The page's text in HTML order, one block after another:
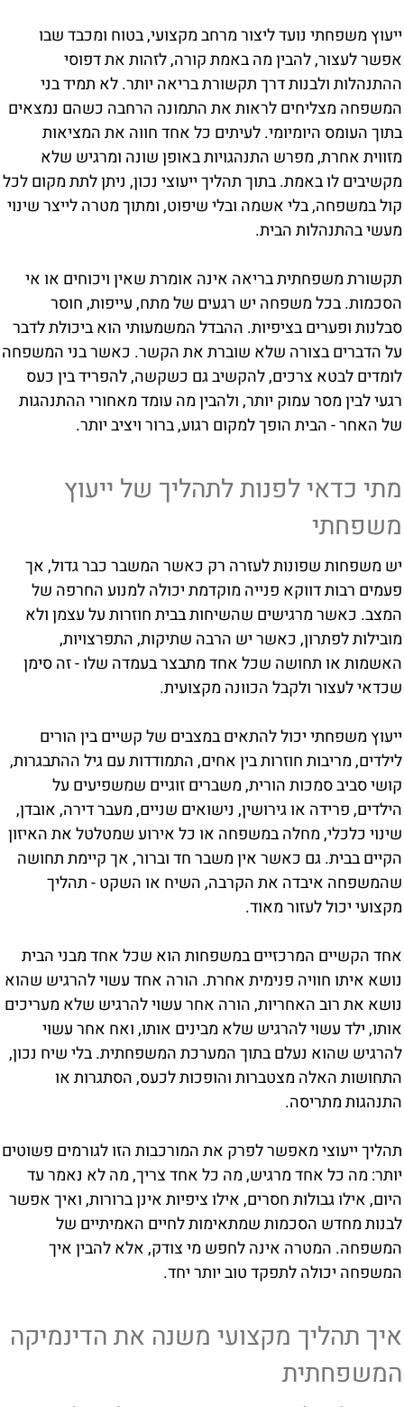
ייעוץ משפחתי נועד ליצור מרחב מקצועי, בטוח ומכבד שבו
אפשר לעצור, להבין מה באמת קורה, לזהות את דפוסי
ההתנהלות ולבנות דרך תקשורת בריאה יותר. לא תמיד בני
המשפחה מצליחים לראות את התמונה הרחבה כשהם נמצאים
בתוך העומס היומיומי. לעיתים כל אחד חווה את המציאות
מזווית אחרת, מפרש התנהגויות באופן שונה ומרגיש שלא
מקשיבים לו באמת. בתוך תהליך ייעוצי נכון, ניתן לתת מקום לכל
קול במשפחה, בלי אשמה ובלי שיפוט, ומתוך מטרה לייצר שינוי
מעשי בהתנהלות הבית.
תקשורת משפחתית בריאה אינה אומרת שאין ויכוחים או אי
הסכמות. בכל משפחה יש רגעים של מתח, עייפות, חוסר
סבלנות ופערים בציפיות. ההבדל המשמעותי הוא ביכולת לדבר
על הדברים בצורה שלא שוברת את הקשר. כאשר בני המשפחה
לומדים לבטא צרכים, להקשיב גם כשקשה, להפריד בין כעס
רגעי לבין מסר עמוק יותר, ולהבין מה עומד מאחורי ההתנהגות
של האחר - הבית הופך למקום רגוע, ברור ויציב יותר.
מתי כדאי לפנות לתהליך של ייעוץ
משפחתי
יש משפחות שפונות לעזרה רק כאשר המשבר כבר גדול, אך
פעמים רבות דווקא פנייה מוקדמת יכולה למנוע החרפה של
המצב. כאשר מרגישים שהשיחות בבית חוזרות על עצמן ולא
מובילות לפתרון, כאשר יש הרבה שתיקות, התפרצויות,
האשמות או תחושה שכל אחד מתבצר בעמדה שלו - זה סימן
שכדאי לעצור ולקבל הכוונה מקצועית.
ייעוץ משפחתי יכול להתאים במצבים של קשיים בין הורים
לילדים, מריבות חוזרות בין אחים, התמודדות עם גיל ההתבגרות,
קושי סביב סמכות הורית, משברים זוגיים שמשפיעים על
הילדים, פרידה או גירושין, נישואים שניים, מעבר דירה, אובדן,
שינוי כלכלי, מחלה במשפחה או כל אירוע שמטלטל את האיזון
הקיים בבית. גם כאשר אין משבר חד וברור, אך קיימת תחושה
שהמשפחה איבדה את הקרבה, השיח או השקט - תהליך
מקצועי יכול לעזור מאוד.
אחד הקשיים המרכזיים במשפחות הוא שכל אחד מבני הבית
נושא איתו חוויה פנימית אחרת. הורה אחד עשוי להרגיש שהוא
נושא את רוב האחריות, הורה אחר עשוי להרגיש שלא מעריכים
אותו, ילד עשוי להרגיש שלא מבינים אותו, ואח אחר עשוי
להרגיש שהוא נעלם בתוך המערכת המשפחתית. בלי שיח נכון,
התחושות האלה מצטברות והופכות לכעס, הסתגרות או
התנהגות מתריסה.
תהליך ייעוצי מאפשר לפרק את המורכבות הזו לגורמים פשוטים
יותר: מה כל אחד מרגיש, מה כל אחד צריך, מה לא נאמר עד
היום, אילו גבולות חסרים, אילו ציפיות אינן ברורות, ואיך אפשר
לבנות מחדש הסכמות שמתאימות לחיים האמיתיים של
המשפחה. המטרה אינה לחפש מי צודק, אלא להבין איך
המשפחה יכולה לתפקד טוב יותר יחד.
איך תהליך מקצועי משנה את הדינמיקה
המשפחתית